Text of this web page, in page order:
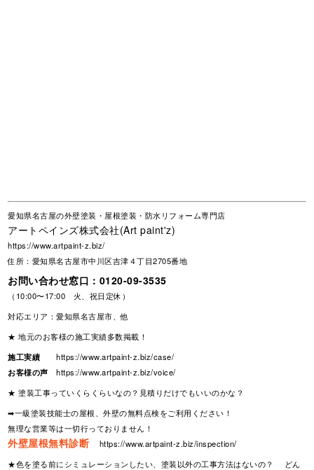
愛知県名古屋の外壁塗装・屋根塗装・防水リフォーム専門店
アートペインズ株式会社(Art paint'z)
https://www.artpaint-z.biz/
住所：愛知県名古屋市中川区吉津４丁目2705番地
お問い合わせ窓口： 0120-09-3535
（10:00〜17:00 火、祝日定休）
対応エリア：愛知県名古屋市、他
★ 地元のお客様の施工実績多数掲載！
施工実績
https://www.artpaint-z.biz/case/
お客様の声
https://www.artpaint-z.biz/voice/
★ 塗装工事っていくらくらいなの？見積りだけでもいいのかな？
➡一級塗装技能士の屋根、外壁の無料点検をご利用ください！
無理な営業等は一切行っておりません！
外壁屋根無料診断
https://www.artpaint-z.biz/inspection/
★色を塗る前にシミュレーションしたい、塗装以外の工事方法はないの？ どん